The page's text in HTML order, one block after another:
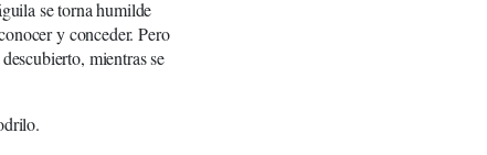
se torna humilde
y conceder. Pero
mientras se